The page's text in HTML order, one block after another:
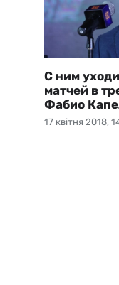
17 квітня 2018,
С ним
матчей в
Фабио